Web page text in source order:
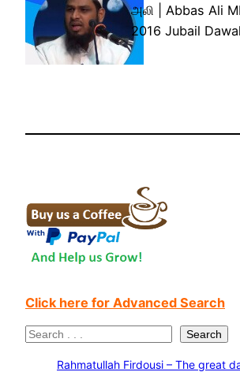
அலி | Abbas Ali
2016 Jubail
Click here for Advanced Search
S
Search
Rahmatullah Firdousi – The great